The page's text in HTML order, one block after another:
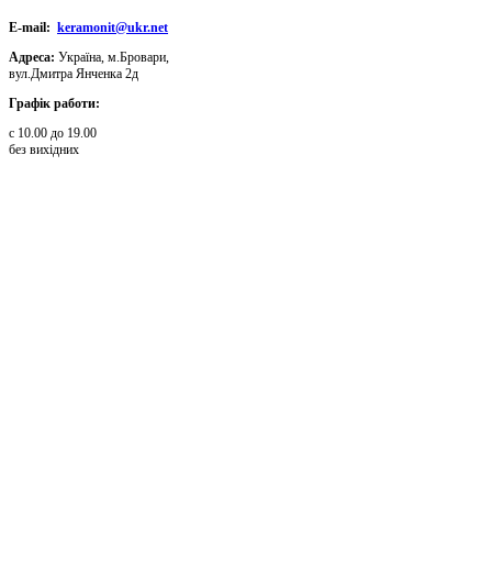
E-mail: keramonit@ukr.net
Адреса: Україна, м.Бровари,
вул.Дмитра Янченка 2д
Графік работи:
с 10.00 до 19.00
без вихідних